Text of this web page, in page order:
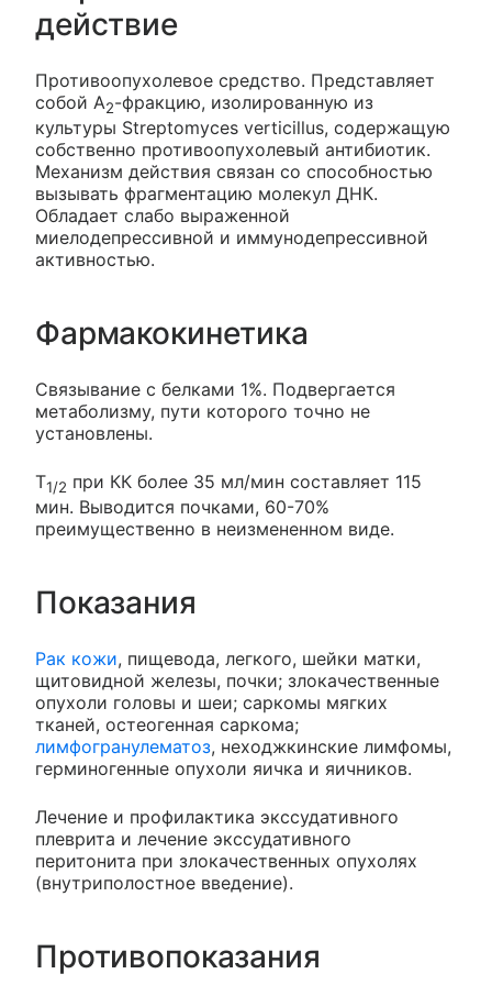
действие
Противоопухолевое средство. Представляет
собой A2-фракцию, изолированную из
культуры Streptomyces verticillus, содержащую
собственно противоопухолевый антибиотик.
Механизм действия связан со способностью
вызывать фрагментацию молекул ДНК.
Обладает слабо выраженной
миелодепрессивной и иммунодепрессивной
активностью.
Фармакокинетика
Связывание с белками 1%. Подвергается
метаболизму, пути которого точно не
установлены.
T1/2 при КК более 35 мл/мин составляет 115
мин. Выводится почками, 60-70%
преимущественно в неизмененном виде.
Показания
Рак кожи, пищевода, легкого, шейки матки,
щитовидной железы, почки; злокачественные
опухоли головы и шеи; саркомы мягких
тканей, остеогенная саркома;
лимфогранулематоз, неходжкинские лимфомы,
герминогенные опухоли яичка и яичников.
Лечение и профилактика экссудативного
плеврита и лечение экссудативного
перитонита при злокачественных опухолях
(внутриполостное введение).
Противопоказания